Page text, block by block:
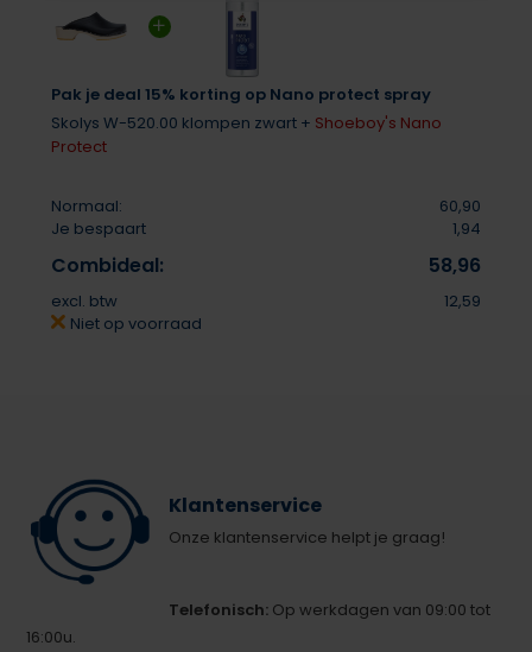
Pak je deal 15% korting op Nano protect spray
Skolys W-520.00 klompen zwart + Shoeboy's Nano
Protect
Normaal:
60,90
Je bespaart
1,94
Combideal: 58,96
excl. btw
12,59
Niet op voorraad
Klantenservice
Onze klantenservice helpt je graag!
Telefonisch: Op werkdagen van 09:00 tot
16:00u.